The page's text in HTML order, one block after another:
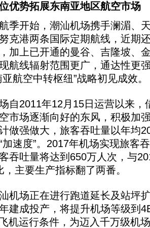
优势拓展东南亚地区航空市场
开始，潮汕机场携手澜湄、
克港两条国际定期航线，近期
加上已开通的曼谷、吉隆坡、
航线辐射范围更广，通达性更
航空中转枢纽”战略初见成效。
2011年12月15日运营以来，
市场逐渐向好的东风，积极加
做强做大，旅客吞吐量以年均
加速度”。2017年机场实现旅客
吞吐量将达到650万人次，与
主要生产指标翻了两番。
场正在进行跑道延长及站坪
建成投产，将提升机场等级到
机运行条件，为迈入千万级机